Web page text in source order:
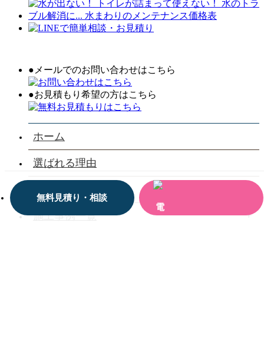
無料見積り・相談
●メールでのお問い合わせはこちら
●お見積もり希望の方はこちら
ホーム
選ばれる理由
施工事例一覧